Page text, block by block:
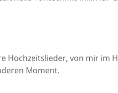
Hochzeitslieder, von mir im
Moment.